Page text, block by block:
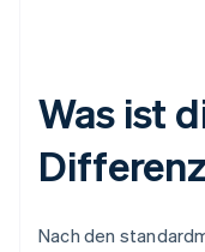
Was ist
Nach den